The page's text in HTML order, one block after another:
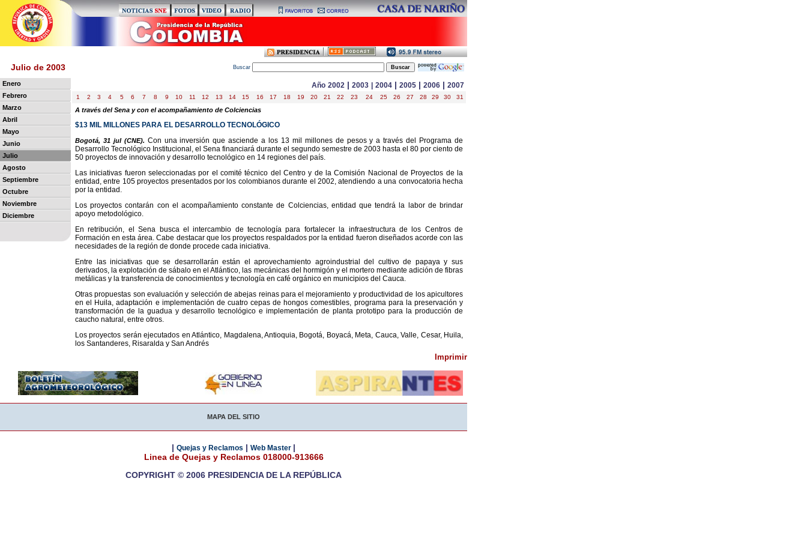
Julio de 2003 Buscar
Enero
Febrero
Marzo
Abril
Mayo
Junio
Julio
Agosto
Septiembre
Octubre
Noviembre
Diciembre
Año 2002 | 2003 2004 | 2005 | 2006 | 2007
1 2 3 4 5 6 7 8 9 10 11 12 13 14 15 16 17 18 19 20 21 22 23 24 25 26 27 28 29 30 31
A través del Sena y con el acompañamiento de Colciencias
$13 MIL MILLONES PARA EL DESARROLLO TECNOLÓGICO
Bogotá, 31 jul (CNE). Con una inversión que asciende a los 13 mil millones de pesos y a través del Programa de
Desarrollo Tecnológico Institucional, el Sena financiará durante el segundo semestre de 2003 hasta el 80 por ciento de
50 proyectos de innovación y desarrollo tecnológico en 14 regiones del país.
Las iniciativas fueron seleccionadas por el comité técnico del Centro y de la Comisión Nacional de Proyectos de la
entidad, entre 105 proyectos presentados por los colombianos durante el 2002, atendiendo a una convocatoria hecha
por la entidad.
Los proyectos contarán con el acompañamiento constante de Colciencias, entidad que tendrá la labor de brindar
apoyo metodológico.
En retribución, el Sena busca el intercambio de tecnología para fortalecer la infraestructura de los Centros de
Formación en esta área. Cabe destacar que los proyectos respaldados por la entidad fueron diseñados acorde con las
necesidades de la región de donde procede cada iniciativa.
Entre las iniciativas que se desarrollarán están el aprovechamiento agroindustrial del cultivo de papaya y sus
derivados, la explotación de sábalo en el Atlántico, las mecánicas del hormigón y el mortero mediante adición de fibras
metálicas y la transferencia de conocimientos y tecnología en café orgánico en municipios del Cauca.
Otras propuestas son evaluación y selección de abejas reinas para el mejoramiento y productividad de los apicultores
en el Huila, adaptación e implementación de cuatro cepas de hongos comestibles, programa para la preservación y
transformación de la guadua y desarrollo tecnológico e implementación de planta prototipo para la producción de
caucho natural, entre otros.
Los proyectos serán ejecutados en Atlántico, Magdalena, Antioquia, Bogotá, Boyacá, Meta, Cauca, Valle, Cesar, Huila,
los Santanderes, Risaralda y San Andrés
Imprimir
MAPA DEL SITIO
| Quejas y Reclamos | Web Master |
Linea de Quejas y Reclamos 018000-913666
COPYRIGHT © 2006 PRESIDENCIA DE LA REPÚBLICA